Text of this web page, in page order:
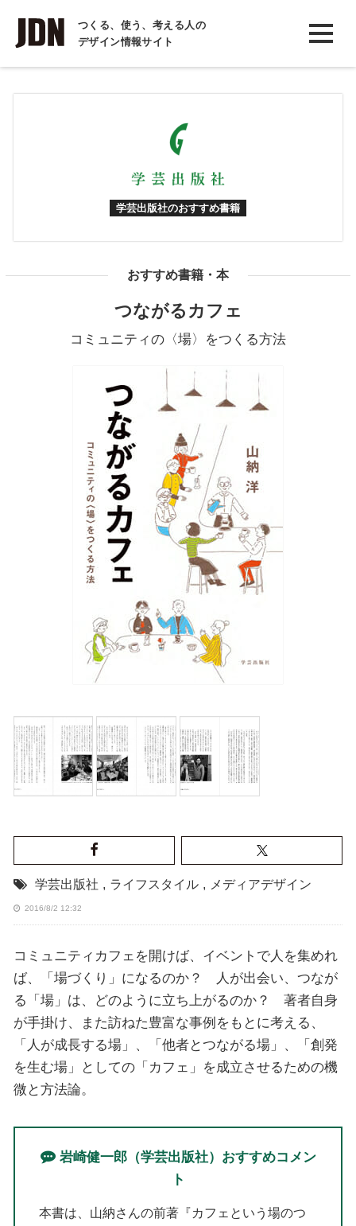
つくる、使う、考える人の
デザイン情報サイト
INTERVIEW
インタビュー
REPORT
学芸出版社のおすすめ書籍
おすすめ書籍・本
つながるカフェ
コミュニティの〈場〉をつくる方法
学芸出版社 , ライフスタイル , メディアデザイン
2016/8/2 12:32
コミュニティカフェを開けば、イベントで人を集めれ
ば、「場づくり」になるのか？ 人が出会い、つなが
る「場」は、どのように立ち上がるのか？ 著者自身
が手掛け、また訪ねた豊富な事例をもとに考える、
「人が成長する場」、「他者とつながる場」、「創発
を生む場」としての「カフェ」を成立させるための機
微と方法論。
岩崎健一郎（学芸出版社）おすすめコメン
ト
本書は、山納さんの前著『カフェという場のつ